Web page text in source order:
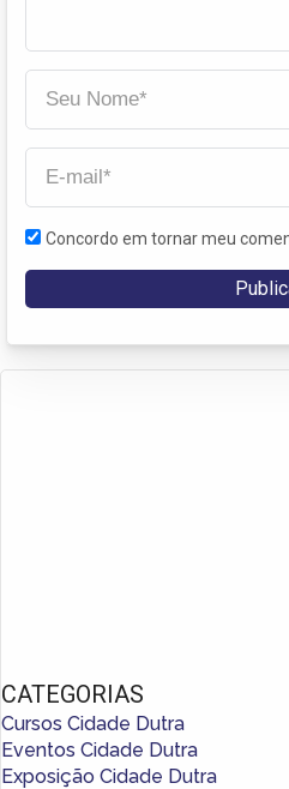
Concordo em tornar meu
CATEGORIAS
Cursos Cidade Dutra
Eventos Cidade Dutra
Exposição Cidade Dutra